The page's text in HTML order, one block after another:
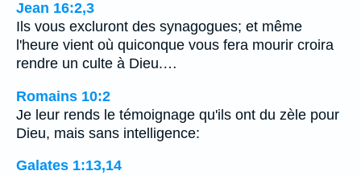
Jean 16:2,3
Ils vous excluront des synagogues; et même
l'heure vient où quiconque vous fera mourir croira
rendre un culte à Dieu.…
Romains 10:2
Je leur rends le témoignage qu'ils ont du zèle pour
Dieu, mais sans intelligence:
Galates 1:13,14